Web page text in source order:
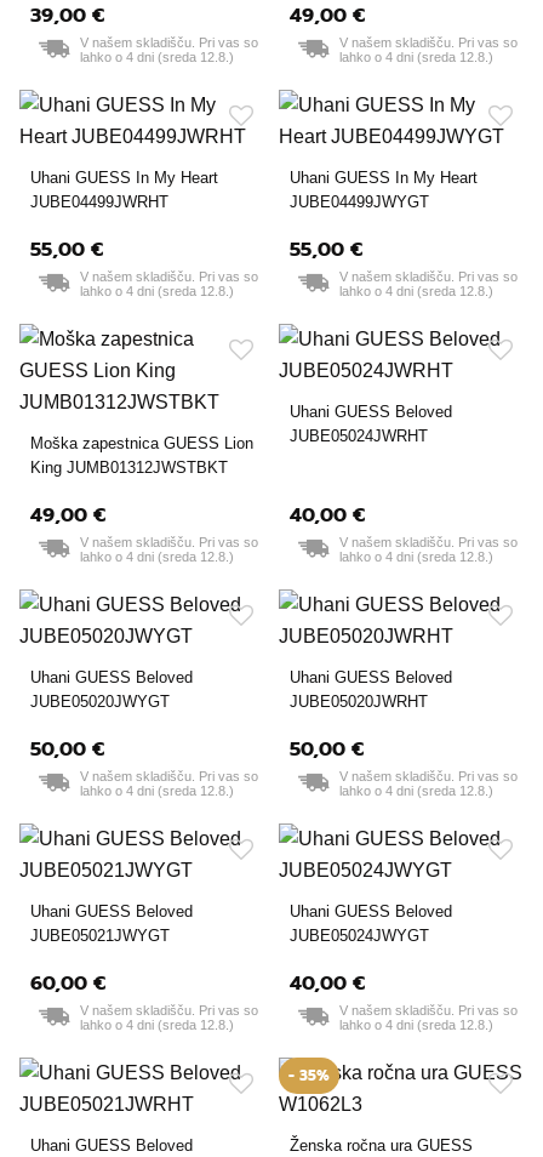
39,00 €
V našem skladišču. Pri vas so
lahko o 4 dni (sreda 12.8.)
49,00 €
V našem skladišču. Pri vas so
lahko o 4 dni (sreda 12.8.)
Uhani GUESS In My Heart
JUBE04499JWRHT
55,00 €
V našem skladišču. Pri vas so
lahko o 4 dni (sreda 12.8.)
Uhani GUESS In My Heart
JUBE04499JWYGT
55,00 €
V našem skladišču. Pri vas so
lahko o 4 dni (sreda 12.8.)
Moška zapestnica GUESS Lion
King JUMB01312JWSTBKT
49,00 €
V našem skladišču. Pri vas so
lahko o 4 dni (sreda 12.8.)
Uhani GUESS Beloved
JUBE05024JWRHT
40,00 €
V našem skladišču. Pri vas so
lahko o 4 dni (sreda 12.8.)
Uhani GUESS Beloved
JUBE05020JWYGT
50,00 €
V našem skladišču. Pri vas so
lahko o 4 dni (sreda 12.8.)
Uhani GUESS Beloved
JUBE05020JWRHT
50,00 €
V našem skladišču. Pri vas so
lahko o 4 dni (sreda 12.8.)
Uhani GUESS Beloved
JUBE05021JWYGT
60,00 €
V našem skladišču. Pri vas so
lahko o 4 dni (sreda 12.8.)
Uhani GUESS Beloved
JUBE05024JWYGT
40,00 €
V našem skladišču. Pri vas so
lahko o 4 dni (sreda 12.8.)
Uhani GUESS Beloved
- 35%
Ženska ročna ura GUESS